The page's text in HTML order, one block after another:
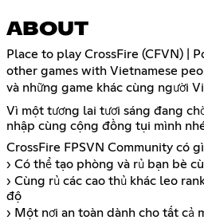
ABOUT
Place to play CrossFire (CFVN) |
other games with Vietnamese
và những game khác cùng người
Vì một tương lai tươi sáng đang
nhập cùng cộng đồng tụi mình
CrossFire FPSVN Community có
› Có thể tạo phòng và rủ bạn bè
› Cùng rủ các cao thủ khác leo
độ
› Một nơi an toàn dành cho tất cả